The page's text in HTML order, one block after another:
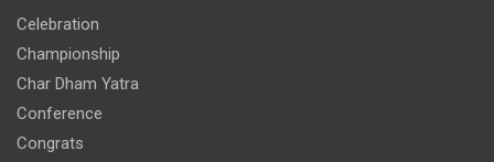
Celebration
Championship
Char Dham Yatra
Conference
Congrats